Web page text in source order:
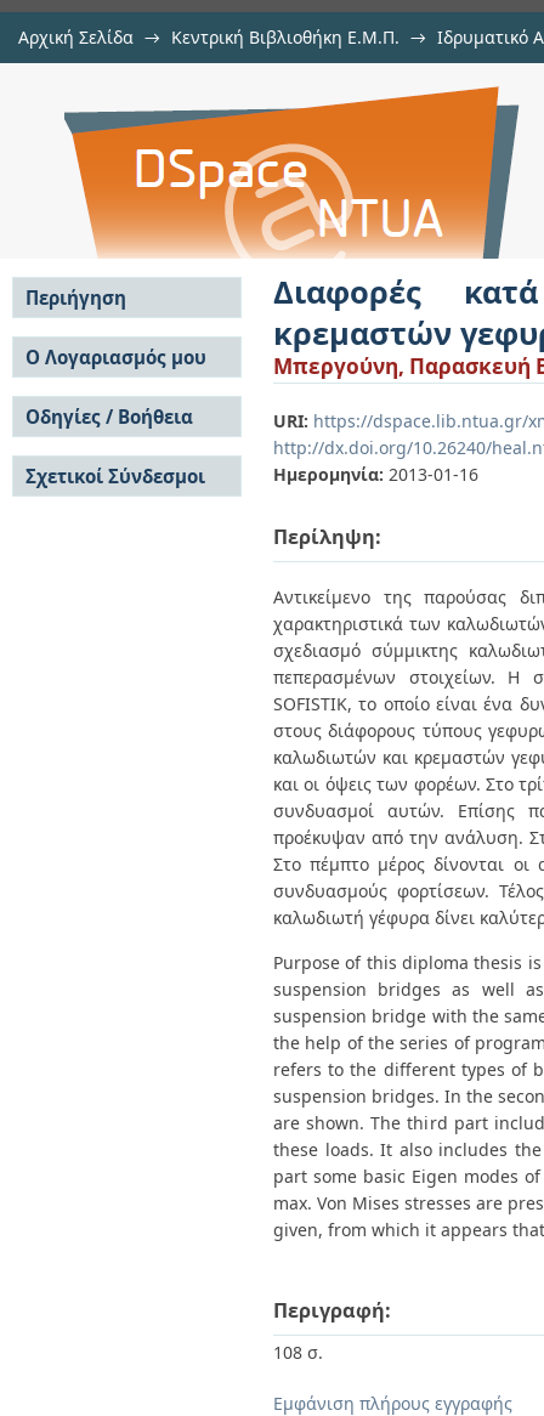
Αρχική Σελίδα → Κεντρική Βιβλιοθήκη Ε.Μ.Π. → Ιδρυματικό
Διαφορές κατά το σχεδιασμό
Διαφορές
κρεμαστών
Μπεργούνη, Παρασκευή
URI: https://dspace.lib.ntua.gr/
http://dx.doi.org/10.26240/
Ημερομηνία: 2013-01-16
Περίληψη:
Αντικείμενο της παρούσας
χαρακτηριστικά των
σχεδιασμό σύμμικτης
πεπερασμένων στοιχείων. Η
SOFISTIK, το οποίο είναι ένα
στους διάφορους τύπους
καλωδιωτών και κρεμαστών
και οι όψεις των φορέων. Στο
συνδυασμοί αυτών. Επίσης
προέκυψαν από την ανάλυση.
Στο πέμπτο μέρος δίνονται
συνδυασμούς φορτίσεων.
καλωδιωτή γέφυρα δίνει
Purpose of this diploma thesis
suspension bridges as well
suspension bridge with the
the help of the series of
refers to the different types of
suspension bridges. In the
are shown. The third part
these loads. It also includes
part some basic Eigen modes
max. Von Mises stresses are
given, from which it appears
Περιγραφή:
108 σ.
Εμφάνιση πλήρους εγγραφής
Περιήγηση
Σε όλο το DSpace
Κοινότητες & Συλλογές
Ανά Ημερομηνία
Έκδοσης
Συγγραφείς
Τίτλοι
Θέματα
Ο Λογαριασμός μου
Σύνδεση
Εγγραφή
Οδηγίες / Βοήθεια
Οδηγίες Υποβολής
Οδηγίες Χρήσης ΙΑ
Συχνές Ερωτήσεις
Σχετικοί Σύνδεσμοι